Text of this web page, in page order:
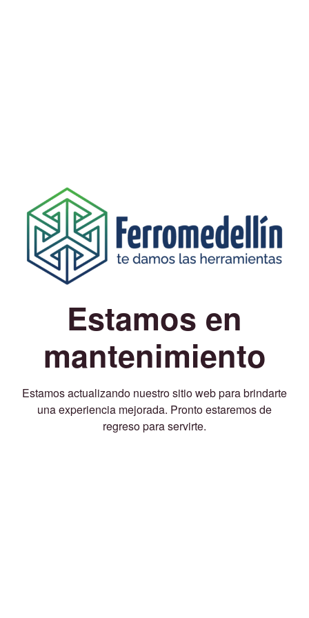
Estamos en
mantenimiento
Estamos actualizando nuestro sitio web para brindarte
una experiencia mejorada. Pronto estaremos de
regreso para servirte.